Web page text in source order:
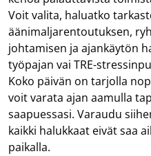
Voit valita, haluatko
äänimaljarentoutuksen,
johtamisen ja ajankäytön
työpajan vai TRE-
Koko päivän on tarjolla
voit varata ajan aamulla
saapuessasi. Varaudu
kaikki halukkaat eivät saa
paikalla.